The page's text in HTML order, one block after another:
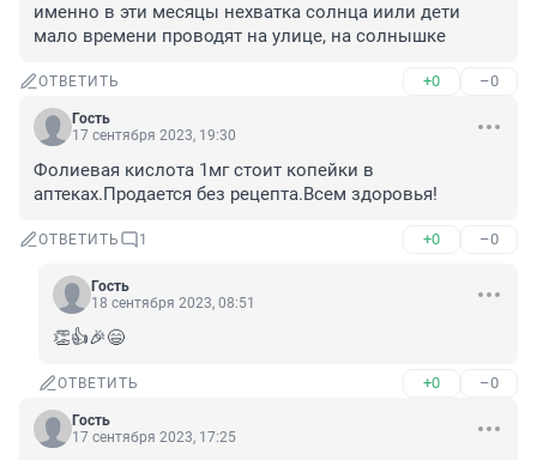
именно в эти месяцы нехватка солнца иили дети
мало времени проводят на улице, на солнышке
ОТВЕТИТЬ +0 –0
Гость
17 сентября 2023, 19:30
Фолиевая кислота 1мг стоит копейки в
аптеках.Продается без рецепта.Всем здоровья!
ОТВЕТИТЬ 1 +0 –0
Гость
18 сентября 2023, 08:51
👏👍🎉😄
ОТВЕТИТЬ +0 –0
Гость
17 сентября 2023, 17:25